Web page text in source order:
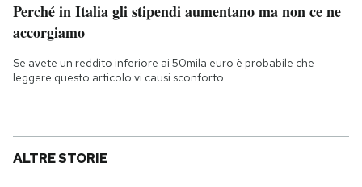
Perché in Italia gli stipendi aumentano ma non ce ne
accorgiamo
Se avete un reddito inferiore ai 50mila euro è probabile che
leggere questo articolo vi causi sconforto
ALTRE STORIE